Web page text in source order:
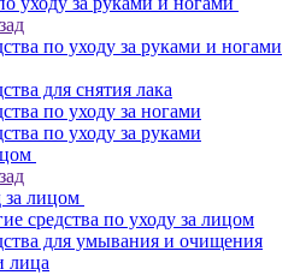
по уходу за руками и ногами
для снятия лака
по уходу за ногами
по уходу за руками
за лицом
средства по уходу за лицом
для умывания и очищения
лица